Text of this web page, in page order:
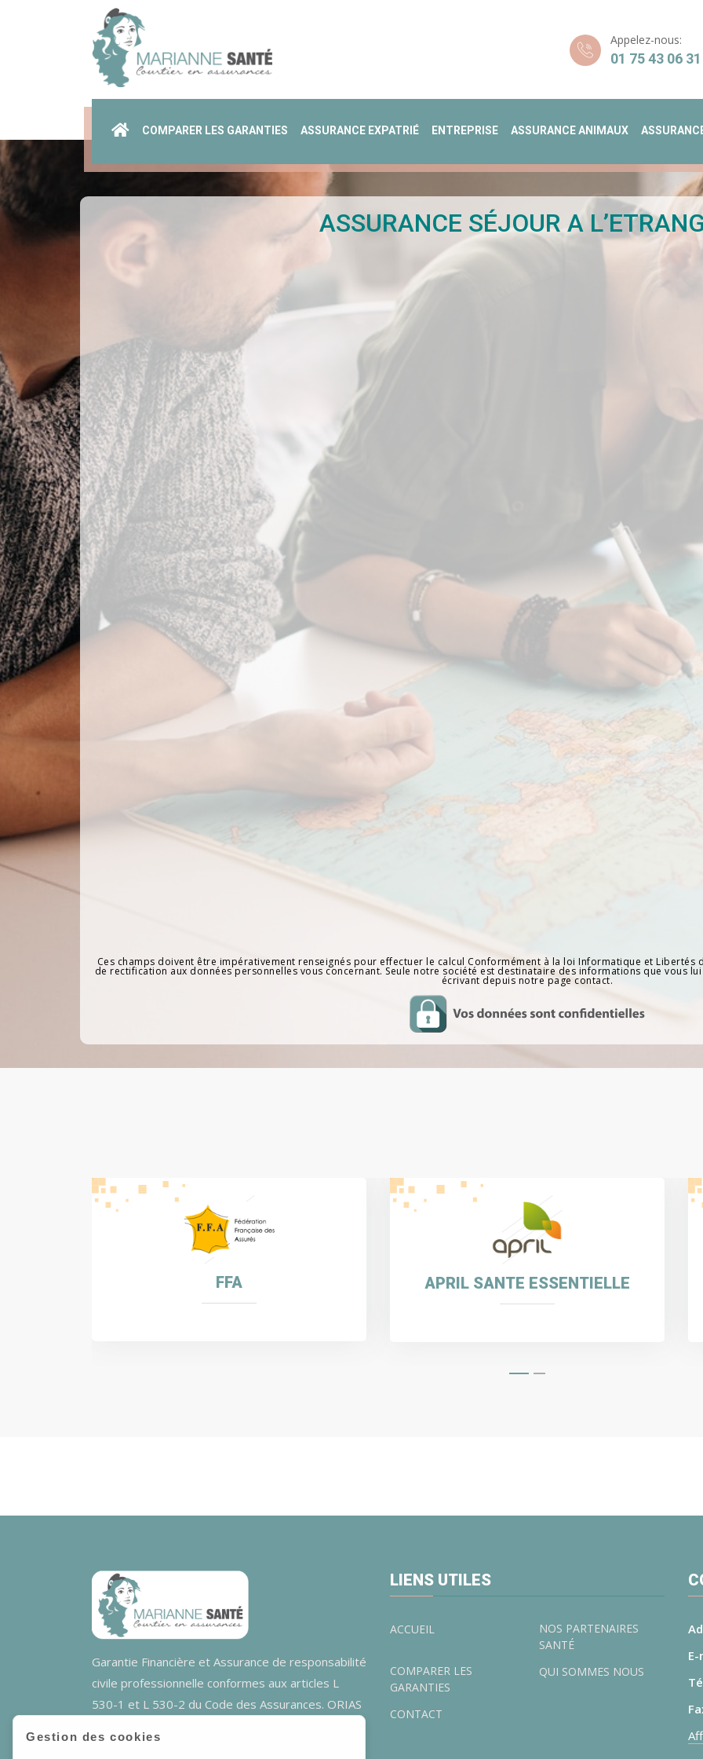
Appelez-nous:
01 75 43 06 31
COMPARER LES GARANTIES ASSURANCE EXPATRIÉ ENTREPRISE ASSURANCE ANIMAUX
ASSURANCE SÉJOUR A
Ces champs doivent être impérativement renseignés pour effectuer le calcul Conformément à la loi Informatique et
de rectification aux données personnelles vous concernant. Seule notre société est destinataire des informations que vous
écrivant depuis notre page contact.
APRIL SANTE ESSENTIELLE NEOLIANE ENERGIE
Garantie Financière et Assurance de responsabilité
civile professionnelle conformes aux articles L
530-1 et L 530-2 du Code des Assurances. ORIAS
LIENS UTILES
ACCUEIL
NOS PARTENAIRES
SANTÉ
COMPARER LES
GARANTIES
QUI SOMMES NOUS
CONTACT
Gestion des cookies